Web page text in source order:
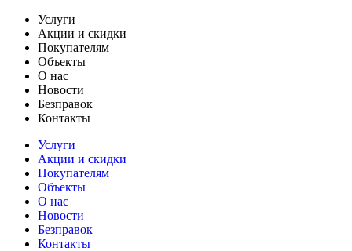
Услуги
Акции и скидки
Покупателям
Объекты
О нас
Новости
Безправок
Контакты
Услуги
Акции и скидки
Покупателям
Объекты
О нас
Новости
Безправок
Контакты